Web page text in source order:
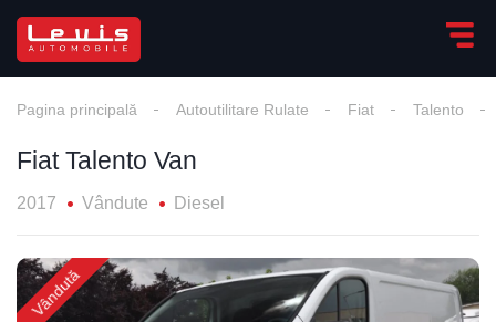
Pagina principală Autoutilitare Rulate Fiat Talento
Fiat Talento Van
2017 Vândute Diesel
Vândută